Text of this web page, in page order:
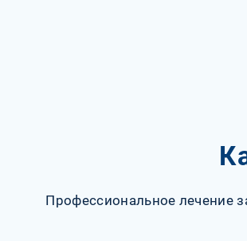
Профессиональное лечение